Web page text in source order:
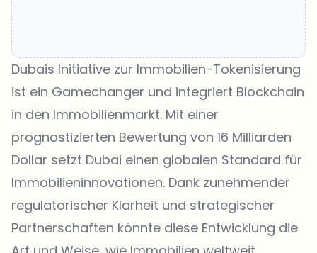
Dubais Initiative zur Immobilien-Tokenisierung
ist ein Gamechanger und integriert Blockchain
in den Immobilienmarkt. Mit einer
prognostizierten Bewertung von 16 Milliarden
Dollar setzt Dubai einen globalen Standard für
Immobilieninnovationen. Dank zunehmender
regulatorischer Klarheit und strategischer
Partnerschaften könnte diese Entwicklung die